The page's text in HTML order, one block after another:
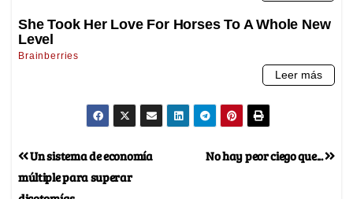
No hay peor ciego que...
Un sistema de economía
múltiple para superar